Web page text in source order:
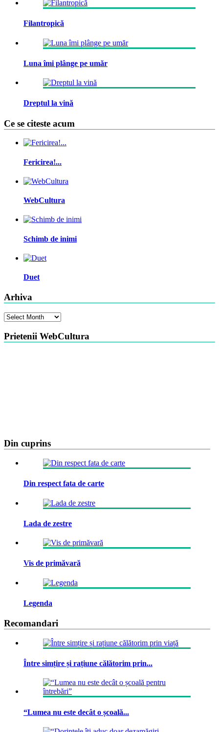
Filantropică
Luna îmi plânge pe umăr
Dreptul la vină
Ce se citeste acum
Fericirea!...
WebCultura
Schimb de inimi
Duet
Arhiva
Arhiva
Prietenii WebCultura
Din cuprins
Din respect fata de carte
Lada de zestre
Vis de primăvară
Legenda
Recomandari
Între simțire și rațiune călătorim prin...
“Lumea nu este decât o școală...